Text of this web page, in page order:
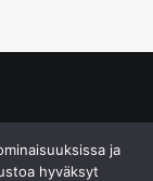
ja
hyväksyt